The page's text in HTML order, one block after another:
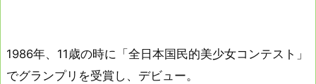
1986年、11歳の時に「全日本国民的美少女コンテスト」
でグランプリを受賞し、デビュー。